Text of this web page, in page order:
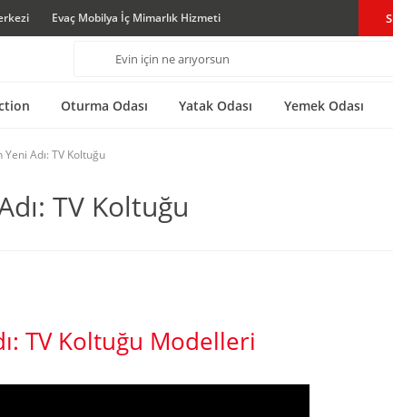
Evaç Mobilya İç Mimarlık Hizmeti
Oturma Odası Yatak Odası Yemek Odası
Yeni Adı: TV Koltuğu
TV Koltuğu
TV Koltuğu Modelleri